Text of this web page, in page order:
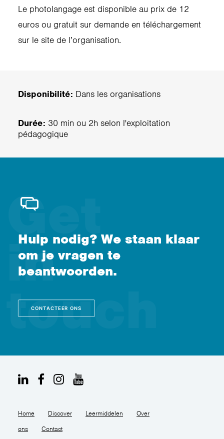
Le photolangage est disponible au prix de 12
euros ou gratuit sur demande en téléchargement
sur le site de l’organisation.
Disponibilité: Dans les organisations
Durée: 30 min ou 2h selon l'exploitation
pédagogique
Hulp nodig? We staan klaar
om je vragen te
beantwoorden.
CONTACTEER ONS
Home Discover Leermiddelen Over
ons Contact